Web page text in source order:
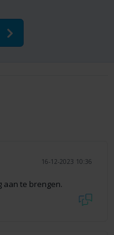
16-12-2023 10:36
aan te brengen.